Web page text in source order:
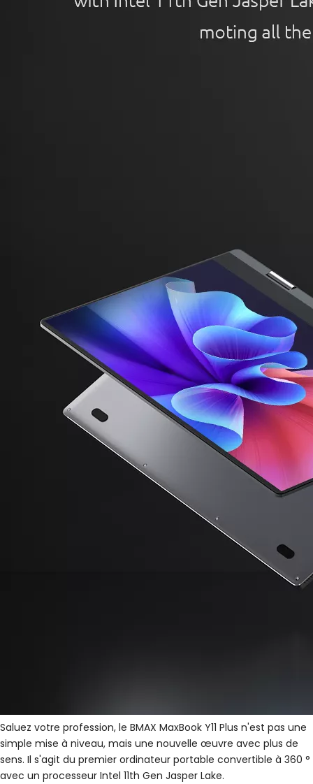
Saluez votre profession, le BMAX MaxBook Y11 Plus n'est pas une
simple mise à niveau, mais une nouvelle œuvre avec plus de
sens. Il s'agit du premier ordinateur portable convertible à 360 °
avec un processeur Intel 11th Gen Jasper Lake.